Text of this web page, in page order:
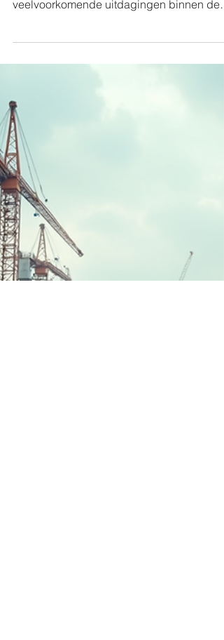
bouwplaats niet als
magazijn
Dit is het tweede artikel in onze serie
veelvoorkomende uitdagingen binnen de
bouwlogistiek belichten en laten zien hoe
slimmere logistieke oplossingen kunnen
bijdragen aan meer efficiëntie,
duurzaamheid en grip op de gehele keten.
Eén van de grootste kansen om de
productiviteit op een bouwproject te
verhogen, zit in slimmere logistiek. Op veel
projecten worden materialen weken
ze nodig zijn al op de bouwplaats
afgeleverd. Dat